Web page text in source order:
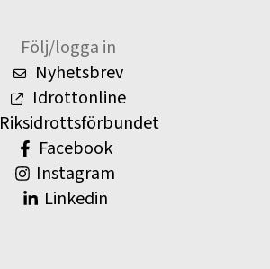
Följ/logga in
Nyhetsbrev
Idrottonline
Riksidrottsförbundet
Facebook
Instagram
Linkedin